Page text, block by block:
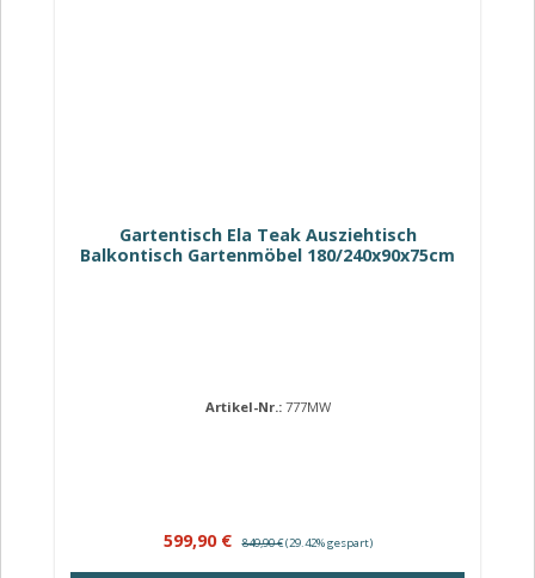
Gartentisch Ela Teak Ausziehtisch
Balkontisch Gartenmöbel 180/240x90x75cm
Artikel-Nr.: 777MW
Verkaufspreis:
599,90 € 849,90 €(29.42% gespart)